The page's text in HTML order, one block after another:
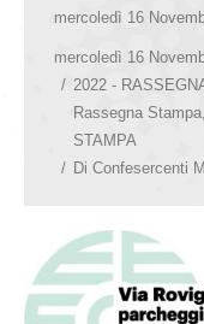
mercoledì 16
mercoledì 16
2022 -
Rassegna Stampa
STAMPA
Di Confesercenti